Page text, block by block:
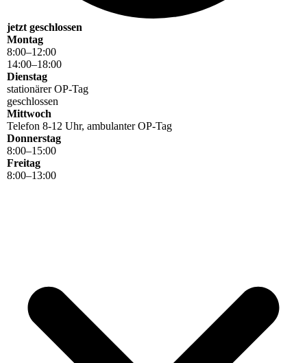
jetzt geschlossen
Montag
8:00–12:00
14:00–18:00
Dienstag
stationärer OP-Tag
geschlossen
Mittwoch
Telefon 8-12 Uhr, ambulanter OP-Tag
Donnerstag
8:00–15:00
Freitag
8:00–13:00